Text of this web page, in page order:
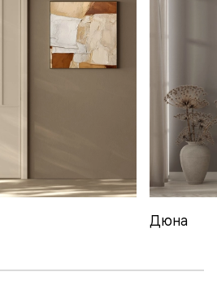
Дюна